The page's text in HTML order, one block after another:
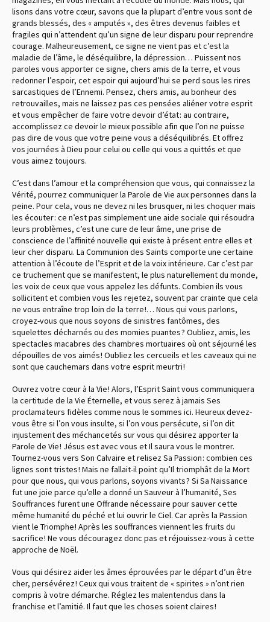
lisons dans votre cœur, savons que la plupart d’entre vous sont de
grands blessés, des « amputés », des êtres devenus faibles et
fragiles qui n’attendent qu’un signe de leur disparu pour reprendre
courage. Malheureusement, ce signe ne vient pas et c’est la
maladie de l’âme, le déséquilibre, la dépression… Puissent nos
paroles vous apporter ce signe, chers amis de la terre, et vous
redonner l’espoir, cet espoir qui aujourd’hui se perd sous les rires
sarcastiques de l’Ennemi. Pensez, chers amis, au bonheur des
retrouvailles, mais ne laissez pas ces pensées aliéner votre esprit
et vous empêcher de faire votre devoir d’état : au contraire,
accomplissez ce devoir le mieux possible afin que l’on ne puisse
pas dire de vous que votre peine vous a déséquilibrés. Et offrez
vos journées à Dieu pour celui ou celle qui vous a quittés et que
vous aimez toujours.
C’est dans l’amour et la compréhension que vous, qui connaissez la
Vérité, pourrez communiquer la Parole de Vie aux personnes dans la
peine. Pour cela, vous ne devez ni les brusquer, ni les choquer mais
les écouter : ce n’est pas simplement une aide sociale qui résoudra
leurs problèmes, c’est une cure de leur âme, une prise de
conscience de l’affinité nouvelle qui existe à présent entre elles et
leur cher disparu. La Communion des Saints comporte une certaine
attention à l’écoute de l’Esprit et de la voix intérieure. Car c’est par
ce truchement que se manifestent, le plus naturellement du monde,
les voix de ceux que vous appelez les défunts. Combien ils vous
sollicitent et combien vous les rejetez, souvent par crainte que cela
ne vous entraîne trop loin de la terre !… Nous qui vous parlons,
croyez-vous que nous soyons de sinistres fantômes, des
squelettes décharnés ou des momies puantes ? Oubliez, amis, les
spectacles macabres des chambres mortuaires où ont séjourné les
dépouilles de vos aimés ! Oubliez les cercueils et les caveaux qui ne
sont que cauchemars dans votre esprit meurtri !
Ouvrez votre cœur à la Vie ! Alors, l’Esprit Saint vous communiquera
la certitude de la Vie Éternelle, et vous serez à jamais Ses
proclamateurs fidèles comme nous le sommes ici. Heureux devez-
vous être si l’on vous insulte, si l’on vous persécute, si l’on dit
injustement des méchancetés sur vous qui désirez apporter la
Parole de Vie ! Jésus est avec vous et Il saura vous le montrer.
Tournez-vous vers Son Calvaire et relisez Sa Passion : combien ces
lignes sont tristes ! Mais ne fallait-il point qu’Il triomphât de la Mort
pour que nous, qui vous parlons, soyons vivants ? Si Sa Naissance
fut une joie parce qu’elle a donné un Sauveur à l’humanité, Ses
Souffrances furent une Offrande nécessaire pour sauver cette
même humanité du péché et lui ouvrir le Ciel. Car après la Passion
vient le Triomphe ! Après les souffrances viennent les fruits du
sacrifice ! Ne vous découragez donc pas et réjouissez-vous à cette
approche de Noël.
Vous qui désirez aider les âmes éprouvées par le départ d’un être
cher, persévérez ! Ceux qui vous traitent de « spirites » n’ont rien
compris à votre démarche. Réglez les malentendus dans la
franchise et l’amitié. Il faut que les choses soient claires !